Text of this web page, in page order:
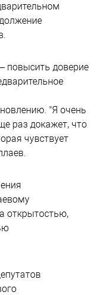
повысить доверие
"Я очень
раз докажет, что
чувствует
открытостью,